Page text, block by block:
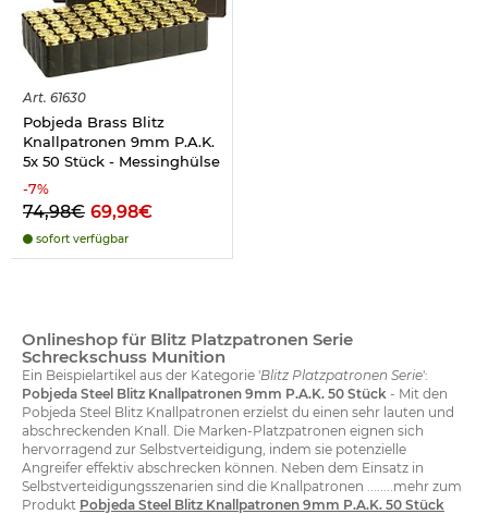
Art. 61630
Pobjeda Brass Blitz
Knallpatronen 9mm P.A.K.
5x 50 Stück - Messinghülse
-7%
74,98€ 69,98€
sofort verfügbar
Onlineshop für Blitz Platzpatronen Serie
Schreckschuss Munition
Ein Beispielartikel aus der Kategorie 'Blitz Platzpatronen Serie':
Pobjeda Steel Blitz Knallpatronen 9mm P.A.K. 50 Stück - Mit den
Pobjeda Steel Blitz Knallpatronen erzielst du einen sehr lauten und
abschreckenden Knall. Die Marken-Platzpatronen eignen sich
hervorragend zur Selbstverteidigung, indem sie potenzielle
Angreifer effektiv abschrecken können. Neben dem Einsatz in
Selbstverteidigungsszenarien sind die Knallpatronen ........mehr zum
Produkt Pobjeda Steel Blitz Knallpatronen 9mm P.A.K. 50 Stück